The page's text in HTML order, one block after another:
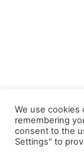
We use cookies
remembering
consent to the
Settings" to